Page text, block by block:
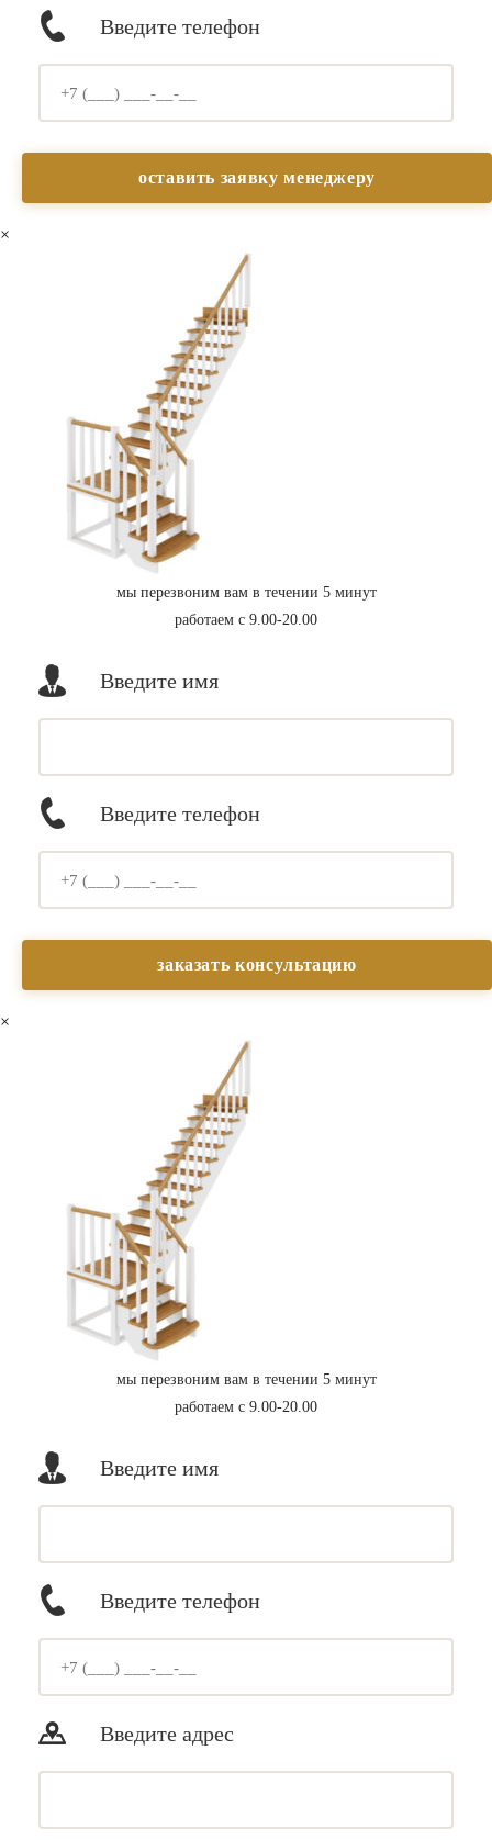
Введите телефон
×
мы перезвоним вам в течении 5 минут
работаем с 9.00-20.00
Введите имя
Введите телефон
×
мы перезвоним вам в течении 5 минут
работаем с 9.00-20.00
Введите имя
Введите телефон
Введите адрес